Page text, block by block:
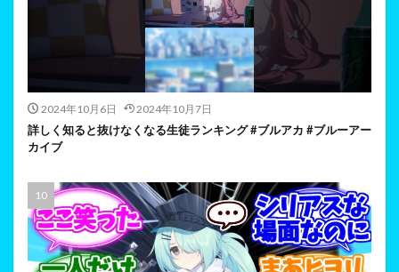
2024年10月6日 2024年10月7日
詳しく知ると抜けなくなる生徒ランキング #ブルアカ #ブルーアー
カイブ